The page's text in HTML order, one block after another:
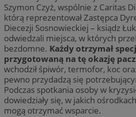
Szymon Czyż, wspólnie z Caritas
którą reprezentował Zastępca
Diecezji Sosnowieckiej – ksiądz
odwiedzali miejsca, w których
bezdomne. Każdy otrzymał
przygotowaną na tę okazję
wchodził śpiwór, termofor, koc
pewno przydadzą się
Podczas spotkania osoby w
dowiedziały się, w jakich
mogą otrzymać wsparcie.